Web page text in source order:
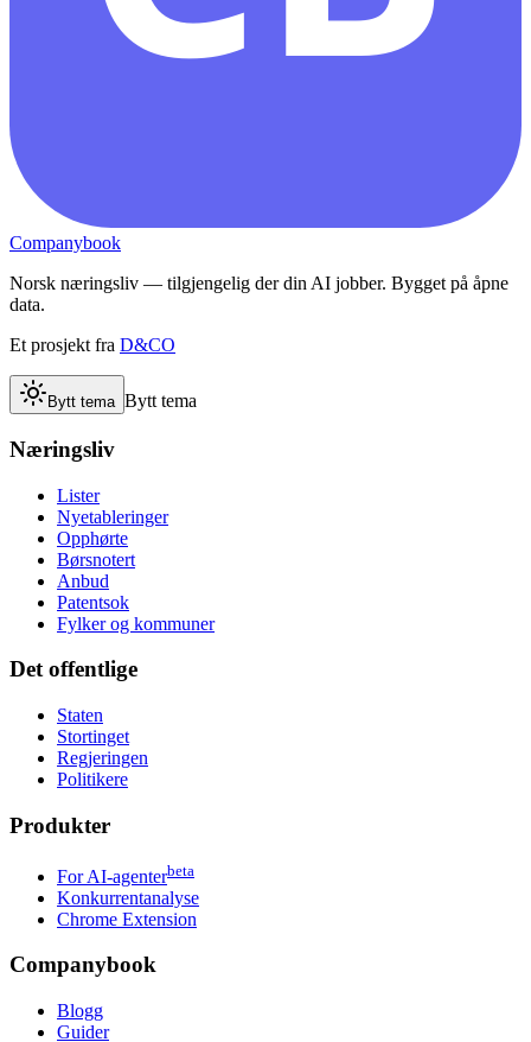
Companybook
Norsk næringsliv — tilgjengelig der din AI jobber. Bygget på åpne
data.
Et prosjekt fra D&CO
Bytt tema Bytt tema
Næringsliv
Lister
Nyetableringer
Opphørte
Børsnotert
Anbud
Patentsok
Fylker og kommuner
Det offentlige
Staten
Stortinget
Regjeringen
Politikere
Produkter
For AI-agenterbeta
Konkurrentanalyse
Chrome Extension
Companybook
Blogg
Guider